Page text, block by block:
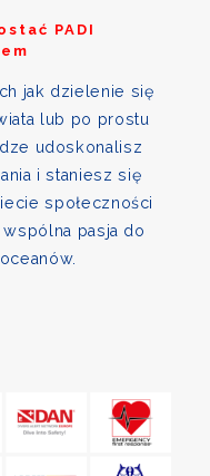
PADI
jak dzielenie się
lub po prostu
udoskonalisz
i staniesz się
społeczności
pasja do